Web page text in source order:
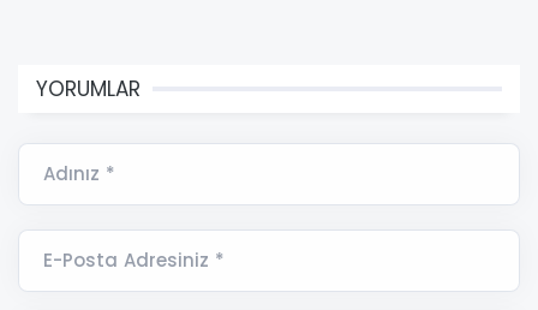
YORUMLAR
Adınız *
E-Posta Adresiniz *